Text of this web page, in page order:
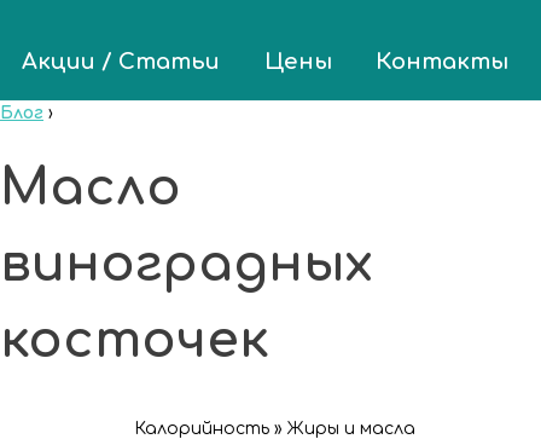
Акции / Статьи Цены Контакты
Блог ›
Масло
виноградных
косточек
Калорийность » Жиры и масла